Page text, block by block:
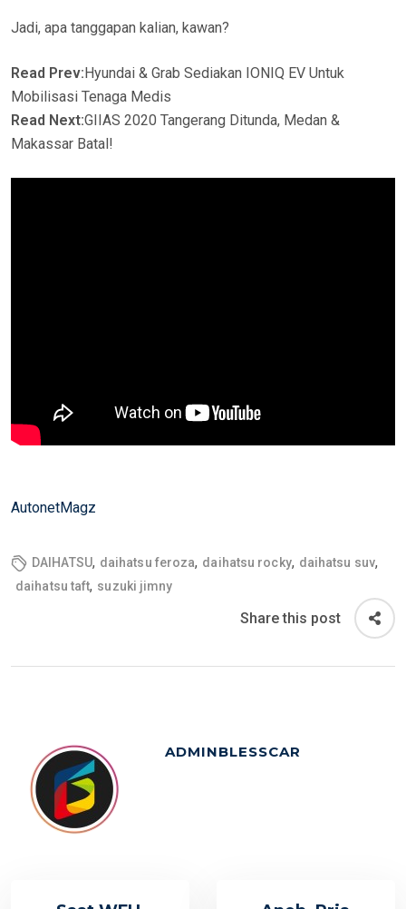
Jadi, apa tanggapan kalian, kawan?
Read Prev: Hyundai & Grab Sediakan IONIQ EV Untuk
Mobilisasi Tenaga Medis
Read Next:GIIAS 2020 Tangerang Ditunda, Medan &
Makassar Batal!
AutonetMagz
DAIHATSU, daihatsu feroza, daihatsu rocky, daihatsu suv,
daihatsu taft, suzuki jimny
Share this post
ADMINBLESSCAR